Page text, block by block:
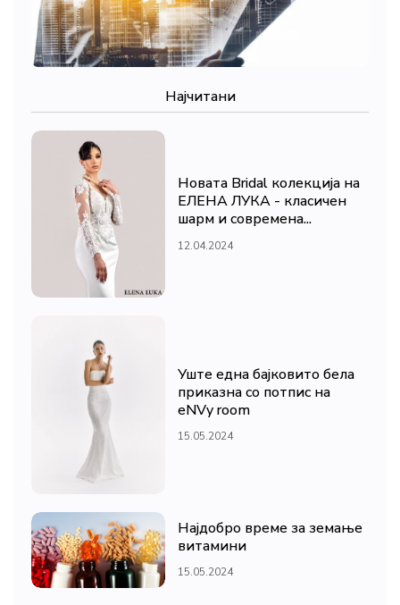
Најчитани
Новата Bridal колекција на
ЕЛЕНА ЛУКА - класичен
шарм и современа...
12.04.2024
Уште една бајковито бела
приказна со потпис на
eNVy room
15.05.2024
Најдобро време за земање
витамини
15.05.2024